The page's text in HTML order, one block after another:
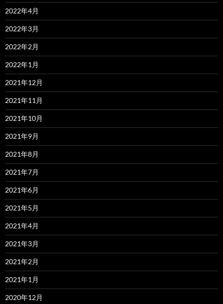
2022年4月
2022年3月
2022年2月
2022年1月
2021年12月
2021年11月
2021年10月
2021年9月
2021年8月
2021年7月
2021年6月
2021年5月
2021年4月
2021年3月
2021年2月
2021年1月
2020年12月